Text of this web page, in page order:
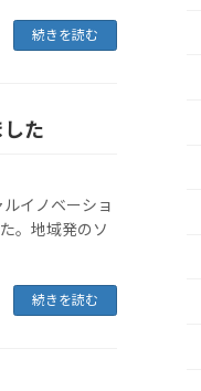
続きを読む
した
イノベーショ
。地域発のソ
続きを読む